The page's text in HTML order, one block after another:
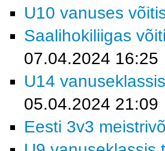
U10 vanuses
Saalihokiliigas
07.04.2024 16:25
U14
05.04.2024 21:09
Eesti 3v3